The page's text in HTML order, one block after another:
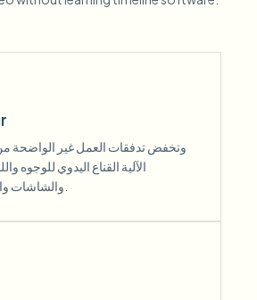
وتخفض تدفقات العمل غير الواضحة
الآلية القناع اليدوي للوجوه